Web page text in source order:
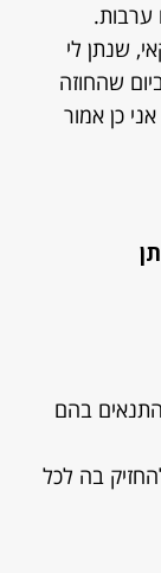
ערבות.
שנתן לי
שהחוזה
כן אמור
בהם
בה לכל